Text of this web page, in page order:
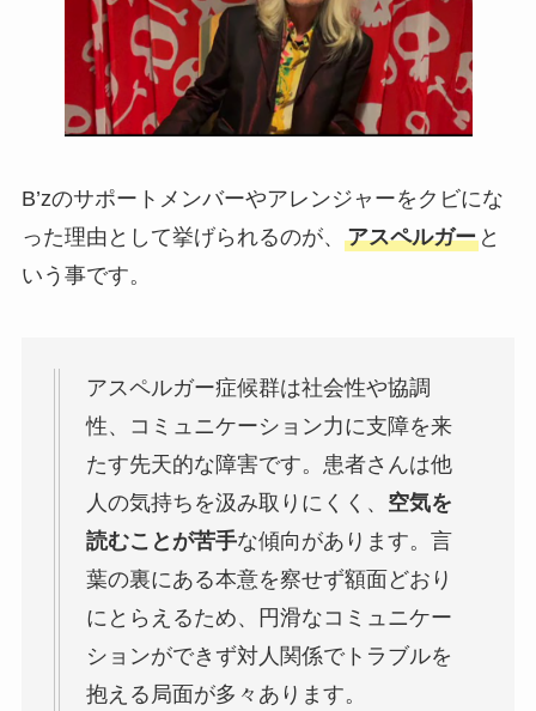
B’zのサポートメンバーやアレンジャーをクビにな
った理由として挙げられるのが、 アスペルガーと
いう事です。
アスペルガー症候群は社会性や協調
性、コミュニケーション力に支障を来
たす先天的な障害です。患者さんは他
人の気持ちを汲み取りにくく、 空気を
読むことが苦手な傾向があります。言
葉の裏にある本意を察せず額面どおり
にとらえるため、円滑なコミュニケー
ションができず対人関係でトラブルを
抱える局面が多々あります。